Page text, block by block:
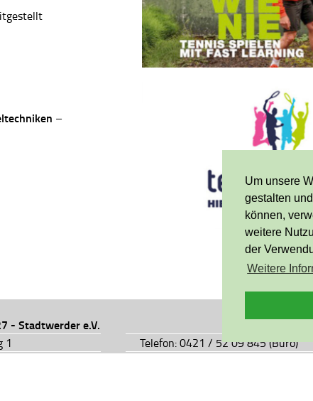
Um unsere
gestalten
können,
weitere
der
Weitere
–
- Stadtwerder e.V.
1
Telefon: 0421 / 52 09 845 (Büro)